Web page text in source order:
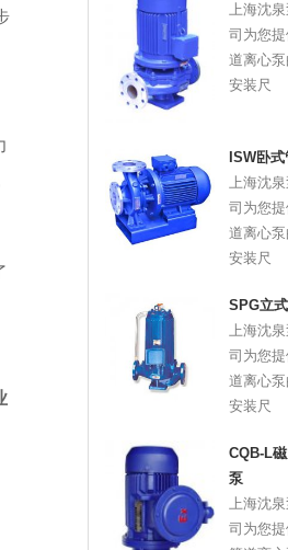
上海沈
司为您
道离心泵
安装尺
ISW卧
上海沈
司为您
道离心泵
安装尺
SPG立
上海沈
司为您
道离心泵
安装尺
CQB-L
泵
上海沈
司为您